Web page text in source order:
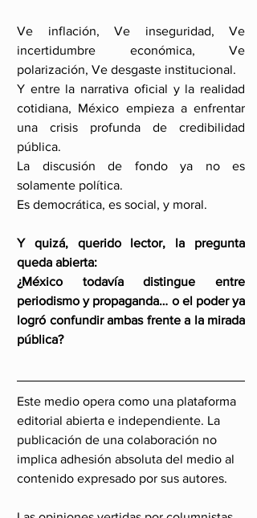
Ve inflación, Ve inseguridad, Ve
incertidumbre económica, Ve
polarización, Ve desgaste institucional.
Y entre la narrativa oficial y la realidad
cotidiana, México empieza a enfrentar
una crisis profunda de credibilidad
pública.
La discusión de fondo ya no es
solamente política.
Es democrática, es social, y moral.
Y quizá, querido lector, la pregunta
queda abierta:
¿México todavía distingue entre
periodismo y propaganda… o el poder ya
logró confundir ambas frente a la mirada
pública?
Este medio opera como una plataforma
editorial abierta e independiente. La
publicación de una colaboración no
implica adhesión absoluta del medio al
contenido expresado por sus autores.